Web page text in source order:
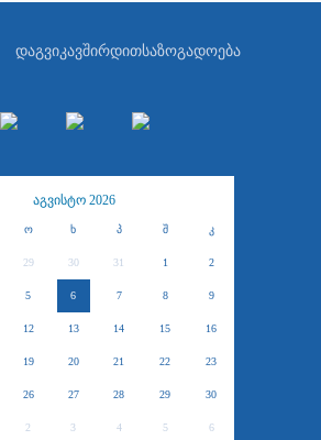
დაგვიკავშირდითსაზოგადოება
აგვისტო 2026
ო ხ პ შ კ
29 30 31 1 2
5 6 7 8 9
12 13 14 15 16
19 20 21 22 23
26 27 28 29 30
2 3 4 5 6